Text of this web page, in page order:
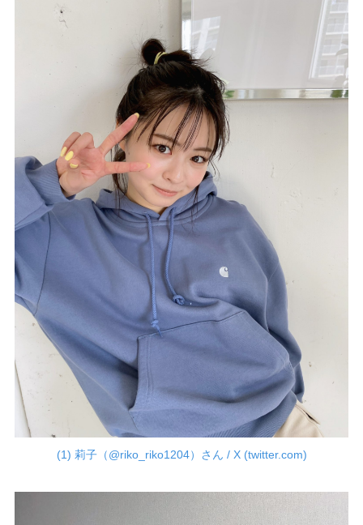
(1) 莉子（@riko_riko1204）さん / X (twitter.com)